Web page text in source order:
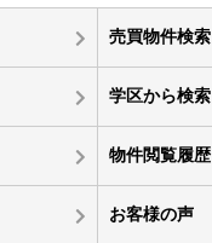
売買物件検索
学区から検索
物件閲覧履歴
お客様の声